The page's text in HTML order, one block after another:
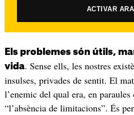
ACTIVAR
Els problemes són útils,
vida. Sense ells, les nostres
insulses, privades de sentit. El
l’enemic del qual era, en paraules
“l’absència de limitacions”. És